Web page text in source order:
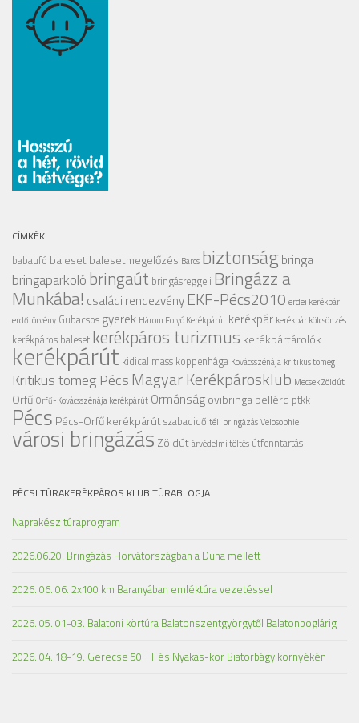
CÍMKÉK
babaufó balesetbalesetmegelőzés Barcs biztonságbringa
bringaparkolóbringaút bringásreggeli Bringázz a
Munkába! családi rendezvényEKF-Pécs2010 erdei kerékpár
erdőtörvény Gubacsos gyerek Három Folyó Kerékpárút kerékpár kerékpár kölcsönzés
kerékpáros baleset kerékpáros turizmus kerékpártárolók
kerékpárút kidical mass koppenhága Kovácsszénája kritikus tömeg
Kritikus tömeg PécsMagyar Kerékpárosklub Mecsek Zöldút
Orfű Orfű-Kovácsszénája kerékpárút Ormánságovibringapellérd ptkk
Pécs Pécs-Orfű kerékpárútszabadidő téli bringázásVelosophie
városi bringázás Zöldútárvédelmi töltés útfenntartás
PÉCSI TÚRAKERÉKPÁROS KLUB TÚRABLOGJA
Naprakész túraprogram
2026.06.20. Bringázás Horvátországban a Duna mellett
2026. 06. 06. 2x100 km Baranyában emléktúra vezetéssel
2026. 05. 01-03. Balatoni körtúra Balatonszentgyörgytől Balatonboglárig
2026. 04. 18-19. Gerecse 50 TT és Nyakas-kör Biatorbágy környékén